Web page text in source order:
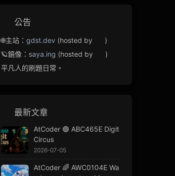
公告
🌐主站： gdst.dev (hosted by
)
🪐鏡像： saya.ing (hosted by
)
平凡人的刷題日常。
最新文章
AtCoder 🟢 ABC465E Digit
Circus
2026-07-05
AtCoder 🌈 AWC0104E Wa